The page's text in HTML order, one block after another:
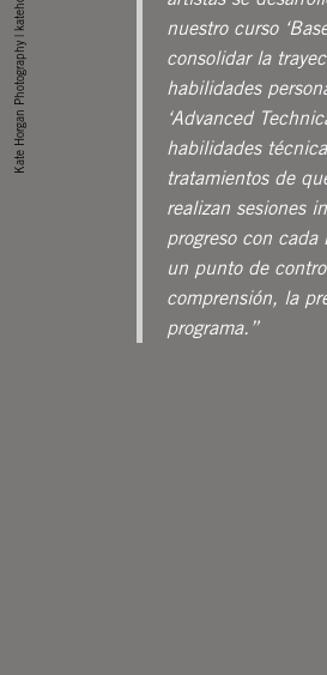
Kate Horgan Photography | katehorgan.com
nuestro curso
consolidar la
habilidades
‘Advanced
habilidades
tratamientos de
realizan sesiones
progreso con
un punto de
comprensión, la
programa.”